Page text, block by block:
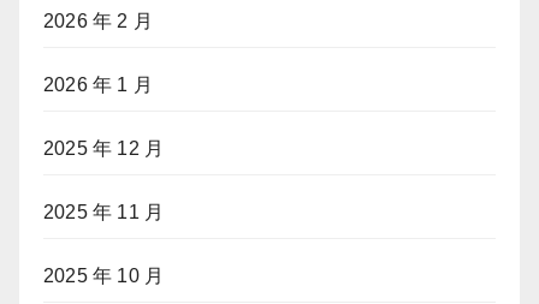
2026 年 2 月
2026 年 1 月
2025 年 12 月
2025 年 11 月
2025 年 10 月